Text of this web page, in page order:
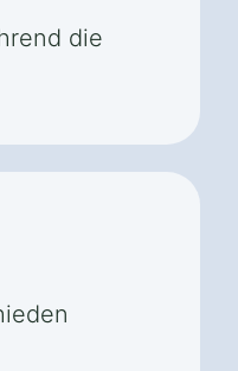
die